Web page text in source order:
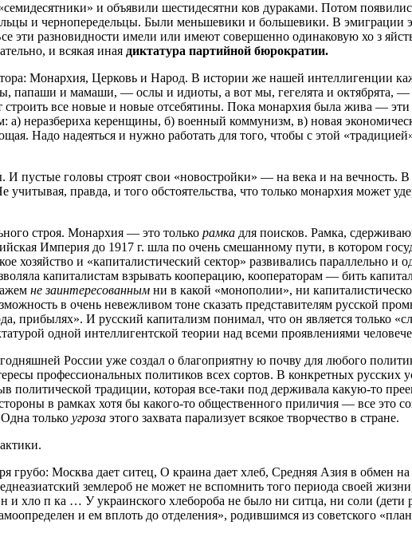
и объявили шестидесятни ков дураками. Потом
и чернопередельцы. Были меньшевики и большевики. В эмиграции
эти разновидности имели или имеют совершенно одинаковую хо з
и всякая иная диктатура партийной бюрократии.
Монархия, Церковь и Народ. В истории же нашей интеллигенции
папаши и мамаши, — ослы и идиоты, а вот мы, гегелята и
все новые и новые отсебятины. Пока монархия была жива —
неразбериха керенщины, б) военный коммунизм, в) новая
Надо надеяться и нужно работать для того, чтобы с этой
И пустые головы строят свои «новостройки» — на века и на вечность.
правда, и того обстоятельства, что только монархия может
строя. Монархия — это только рамка для поисков. Рамка,
Империя до 1917 г. шла по очень смешанному пути, в котором
хозяйство и «капиталистический сектор» развивались параллельно
капиталистам взрывать кооперацию, кооператорам — бить
не заинтересованным ни в какой «монополии», ни
в очень невежливом тоне сказать представителям русской
прибылях». И русский капитализм понимал, что он является только
одной интеллигентской теории над всеми проявлениями
России уже создал о благоприятну ю почву для любого
профессиональных политиков всех сортов. В конкретных русских
политической традиции, которая все-таки под держивала какую-то
в рамках хотя бы какого-то общественного приличия — все это
только угроза этого захвата парализует всякое творчество в стране.
грубо: Москва дает ситец, О краина дает хлеб, Средняя Азия в обмен
землероб не может не вспомнить того периода своей
хло п ка … У украинского хлебороба не было ни ситца, ни соли (дети
и ем вплоть до отделения», родившимся из советского